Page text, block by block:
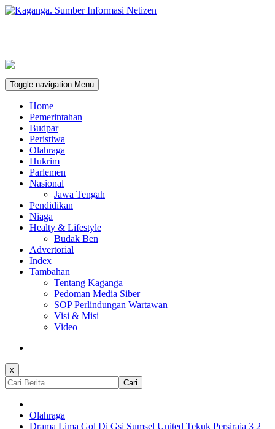
Toggle navigation Menu
Home
Pemerintahan
Budpar
Peristiwa
Olahraga
Hukrim
Parlemen
Nasional
Jawa Tengah
Pendidikan
Niaga
Healty & Lifestyle
Budak Ben
Advertorial
Index
Tambahan
Tentang Kaganga
Pedoman Media Siber
SOP Perlindungan Wartawan
Visi & Misi
Video
x
Cari
Olahraga
Drama Lima Gol Di Gsj Sumsel United Tekuk Persiraja 3 2